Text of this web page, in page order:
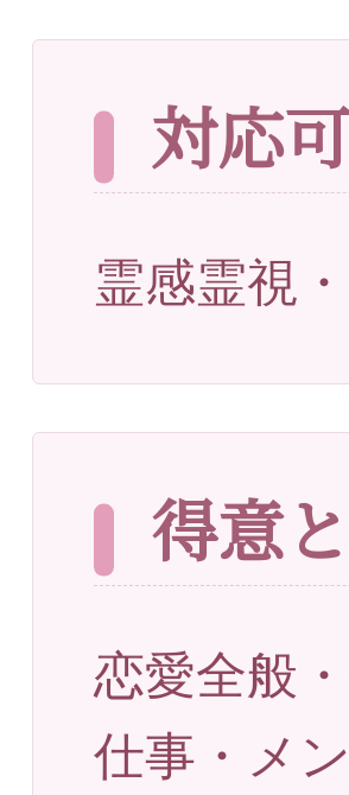
対応
霊感霊視
得意
恋愛全般
仕事・メ